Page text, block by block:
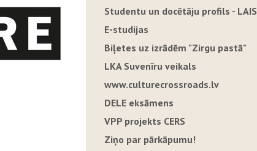
Studentu un docētāju profils - LAIS
E-studijas
Biļetes uz izrādēm "Zirgu pastā"
LKA Suvenīru veikals
www.culturecrossroads.lv
DELE eksāmens
VPP projekts CERS
Ziņo par pārkāpumu!